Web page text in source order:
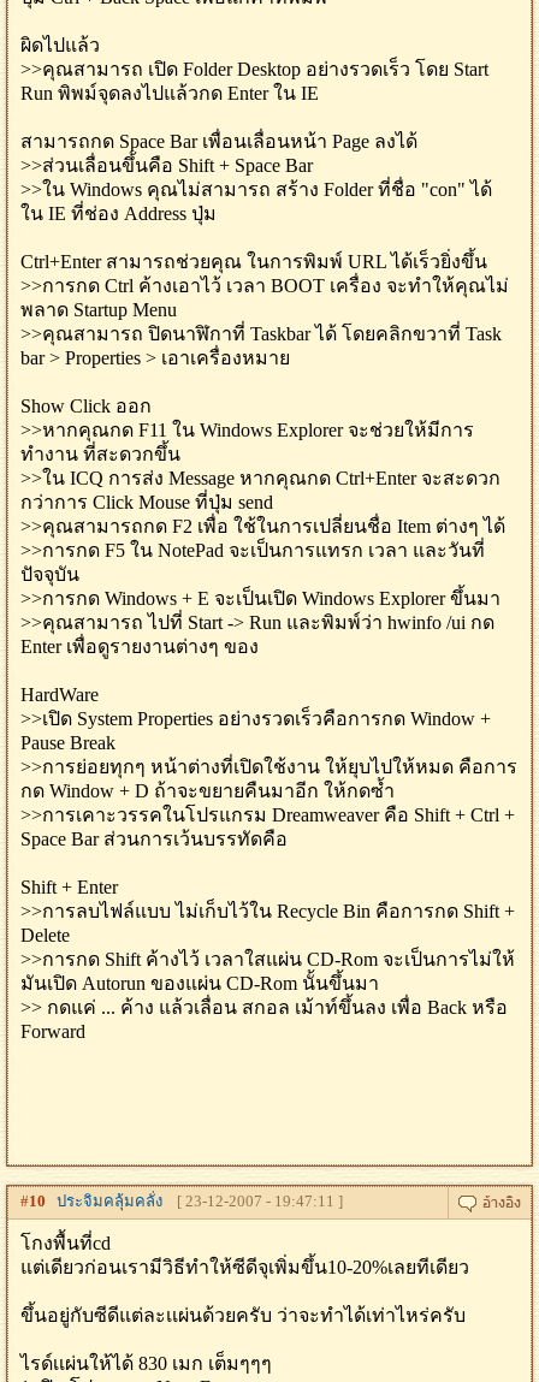
ผิดไปแล้ว
>>คุณสามารถ เปิด Folder Desktop อย่างรวดเร็ว โดย Start
Run พิพม์จุดลงไปแล้วกด Enter ใน IE
สามารถกด Space Bar เพื่อนเลื่อนหน้า Page ลงได้
>>ส่วนเลื่อนขึ้นคือ Shift + Space Bar
>>ใน Windows คุณไม่สามารถ สร้าง Folder ที่ชื่อ "con" ได้
ใน IE ที่ช่อง Address ปุ่ม
Ctrl+Enter สามารถช่วยคุณ ในการพิมพ์ URL ได้เร็วยิ่งขึ้น
>>การกด Ctrl ค้างเอาไว้ เวลา BOOT เครื่อง จะทำให้คุณไม่
พลาด Startup Menu
>>คุณสามารถ ปิดนาฬิกาที่ Taskbar ได้ โดยคลิกขวาที่ Task
bar > Properties > เอาเครื่องหมาย
Show Click ออก
>>หากคุณกด F11 ใน Windows Explorer จะช่วยให้มีการ
ทำงาน ที่สะดวกขึ้น
>>ใน ICQ การส่ง Message หากคุณกด Ctrl+Enter จะสะดวก
กว่าการ Click Mouse ที่ปุ่ม send
>>คุณสามารถกด F2 เพื่อ ใช้ในการเปลี่ยนชื่อ Item ต่างๆ ได้
>>การกด F5 ใน NotePad จะเป็นการแทรก เวลา และวันที่
ปัจจุบัน
>>การกด Windows + E จะเป็นเปิด Windows Explorer ขึ้นมา
>>คุณสามารถ ไปที่ Start -> Run และพิมพ์ว่า hwinfo /ui กด
Enter เพื่อดูรายงานต่างๆ ของ
HardWare
>>เปิด System Properties อย่างรวดเร็วคือการกด Window +
Pause Break
>>การย่อยทุกๆ หน้าต่างที่เปิดใช้งาน ให้ยุบไปให้หมด คือการ
กด Window + D ถ้าจะขยายคืนมาอีก ให้กดซ้ำ
>>การเคาะวรรคในโปรแกรม Dreamweaver คือ Shift + Ctrl +
Space Bar ส่วนการเว้นบรรทัดคือ
Shift + Enter
>>การลบไฟล์แบบ ไม่เก็บไว้ใน Recycle Bin คือการกด Shift +
Delete
>>การกด Shift ค้างไว้ เวลาใสแผ่น CD-Rom จะเป็นการไม่ให้
มันเปิด Autorun ของแผ่น CD-Rom นั้นขึ้นมา
>> กดแค่ ... ค้าง แล้วเลื่อน สกอล เม้าท์ขึ้นลง เพื่อ Back หรือ
Forward
#10 ประจิมคลุ้มคลั่ง [ 23-12-2007 - 19:47:11 ]
โกงพื้นที่cd
แต่เดียวก่อนเรามีวิธีทำให้ซีดีจุเพิ่มขึ้น10-20%เลยทีเดียว
ขึ้นอยู่กับซีดีแต่ละเเผ่นด้วยครับ ว่าจะทำได้เท่าไหร่ครับ
ไรด์เเผ่นให้ได้ 830 เมก เต็มๆๆๆ